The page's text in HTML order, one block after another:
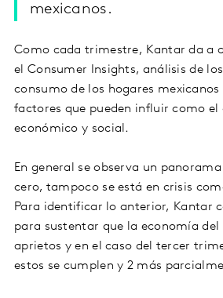
mexicanos.
Como cada trimestre, Kantar da a
el Consumer Insights, análisis de
consumo de los hogares
factores que pueden influir como
económico y social.
En general se observa un
cero, tampoco se está en crisis
Para identificar lo anterior, Kantar
para sustentar que la economía del
aprietos y en el caso del tercer
estos se cumplen y 2 más